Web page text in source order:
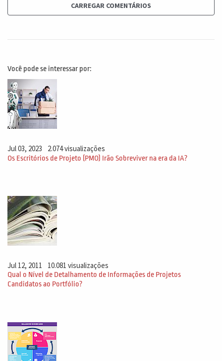
CARREGAR COMENTÁRIOS
Você pode se interessar por:
Jul 03, 2023 2.074 visualizações
Os Escritórios de Projeto (PMO) Irão Sobreviver na era da IA?
Jul 12, 2011 10.081 visualizações
Qual o Nível de Detalhamento de Informações de Projetos
Candidatos ao Portfólio?